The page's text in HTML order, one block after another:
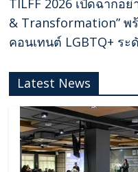
TILFF 2026 เปิดฉากอ
& Transformation” พ
คอนเทนต์ LGBTQ+ ระ
Latest News